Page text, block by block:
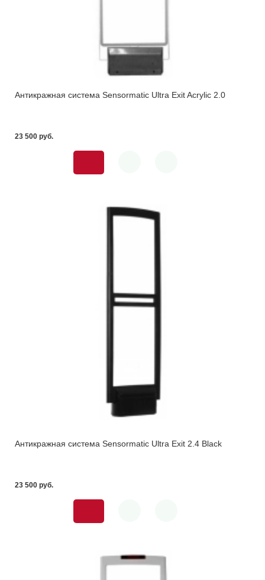
Антикражная система Sensormatic Ultra Exit Acrylic 2.0
23 500 pуб.
Антикражная система Sensormatic Ultra Exit 2.4 Black
23 500 pуб.